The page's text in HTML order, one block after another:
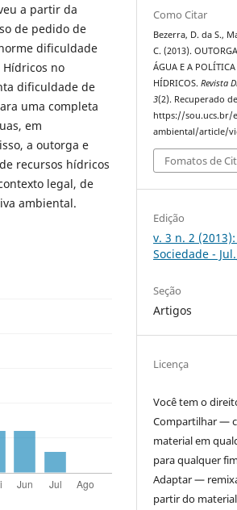
a partir da
de pedido de
dificuldade
no
dificuldade de
uma completa
em
a outorga e
recursos hídricos
legal, de
ambiental.
Como Citar
Bezerra, D. da S.,
C. (2013).
ÁGUA E A POLÍTICA
HÍDRICOS.Revista
3(2). Recuperado de
https://sou.ucs.br/
ambiental/article/
Fomatos de
Edição
v. 3 n. 2
Sociedade -
Seção
Artigos
Licença
Você tem o
Compartilhar —
material em
para qualquer
Adaptar —
partir do